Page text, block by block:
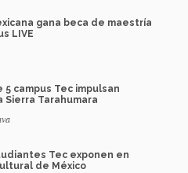
gana beca de maestría
LIVE
campus Tec impulsan
Sierra Tarahumara
Tec exponen en
de México